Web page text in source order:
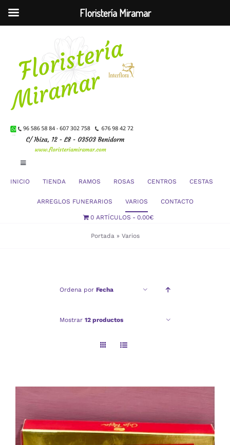
contenido
Toggle
Politica de privacidad
INICIO TIENDA RAMOS ROSAS CENTROS CESTAS
ARREGLOS FUNERARIOS VARIOS CONTACTO
0 ARTÍCULOS 0.00€
Portada » Varios
Ordena por Fecha
Mostrar 12 productos
Floristería Miramar